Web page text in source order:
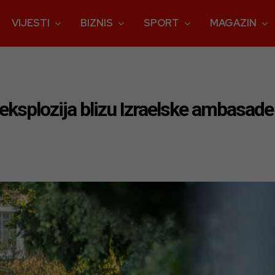
VIJESTI BIZNIS SPORT MAGAZIN
blizu Izraelske